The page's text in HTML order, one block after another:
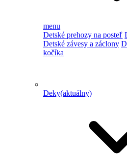
menu
Detské prehozy na posteľ
Detské závesy a záclony
kočíka
Deky(aktuálny)